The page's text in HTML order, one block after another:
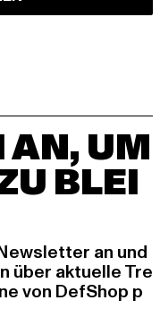
AN, UM
BLEI
an und
über aktuelle Tre
von DefShop p